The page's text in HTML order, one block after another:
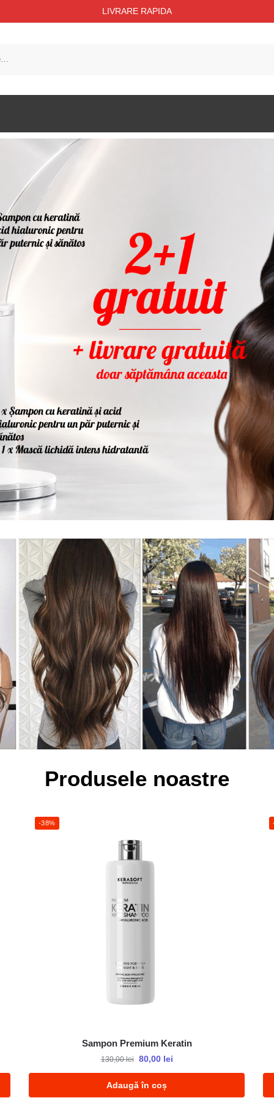
LIVRARE RAPIDA
Produsele noastre
-38%
Sampon Premium Keratin
130,00lei 80,00 lei
Adaugă în coș